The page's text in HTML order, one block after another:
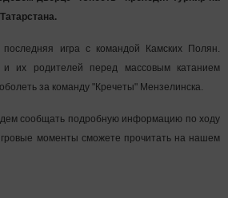
последняя игра с командой Камских Полян.
их родителей перед массовым катанием
за команду "Кречеты" Мензелинска.
сообщать подробную информацию по ходу
моменты сможете прочитать на нашем